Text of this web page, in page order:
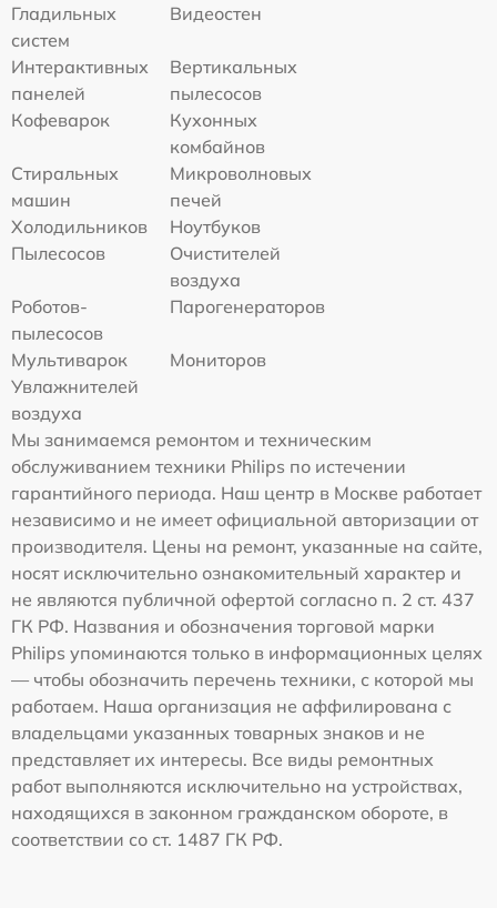
Гладильных
систем
Видеостен
Интерактивных
панелей
Вертикальных
пылесосов
Кофеварок
Кухонных
комбайнов
Стиральных
машин
Микроволновых
печей
Холодильников
Ноутбуков
Пылесосов
Очистителей
воздуха
Роботов-
пылесосов
Парогенераторов
Мультиварок
Мониторов
Увлажнителей
воздуха
Мы занимаемся ремонтом и техническим
обслуживанием техники Philips по истечении
гарантийного периода. Наш центр в Москве работает
независимо и не имеет официальной авторизации от
производителя. Цены на ремонт, указанные на сайте,
носят исключительно ознакомительный характер и
не являются публичной офертой согласно п. 2 ст. 437
ГК РФ. Названия и обозначения торговой марки
Philips упоминаются только в информационных целях
— чтобы обозначить перечень техники, с которой мы
работаем. Наша организация не аффилирована с
владельцами указанных товарных знаков и не
представляет их интересы. Все виды ремонтных
работ выполняются исключительно на устройствах,
находящихся в законном гражданском обороте, в
соответствии со ст. 1487 ГК РФ.